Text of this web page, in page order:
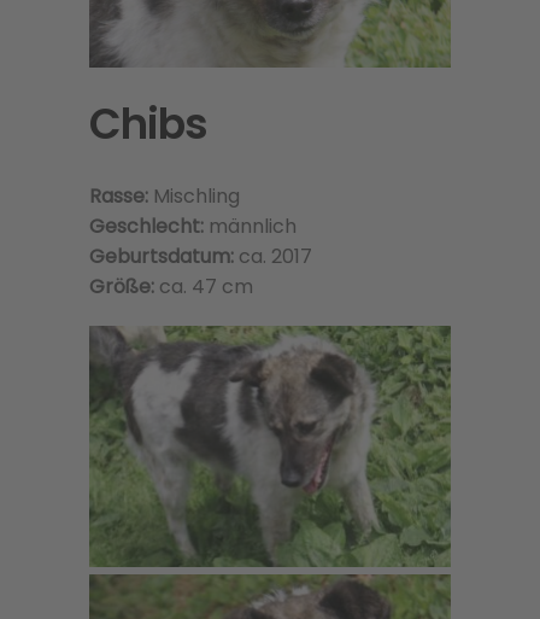
Chibs
Rasse: Mischling
Geschlecht: männlich
Geburtsdatum: ca. 2017
Größe: ca. 47 cm